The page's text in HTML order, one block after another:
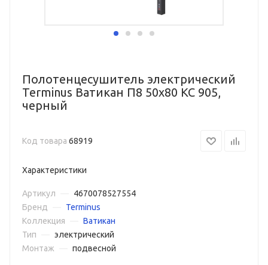
Полотенцесушитель электрический
Terminus Ватикан П8 50х80 КС 905,
черный
Код товара 68919
Характеристики
Артикул
4670078527554
Бренд
Terminus
Коллекция
Ватикан
Тип
электрический
Монтаж
подвесной